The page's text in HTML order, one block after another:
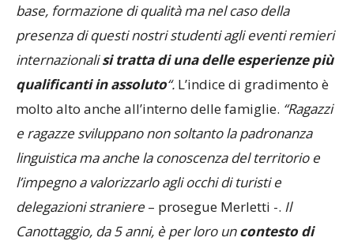
base, formazione di qualità ma nel caso della
presenza di questi nostri studenti agli eventi remieri
internazionalisi tratta di una delle esperienze più
qualificanti in assoluto“. L’indice di gradimento è
molto alto anche all’interno delle famiglie. “Ragazzi
e ragazze sviluppano non soltanto la padronanza
linguistica ma anche la conoscenza del territorio e
l’impegno a valorizzarlo agli occhi di turisti e
delegazioni straniere – prosegue Merletti -. Il
Canottaggio, da 5 anni, è per loro uncontesto di